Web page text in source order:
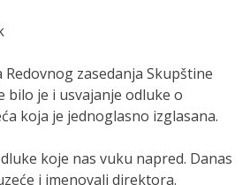
Redovnog zasedanja Skupštine
bilo je i usvajanje odluke o
koja je jednoglasno izglasana.
koje nas vuku napred. Danas
i imenovali direktora.